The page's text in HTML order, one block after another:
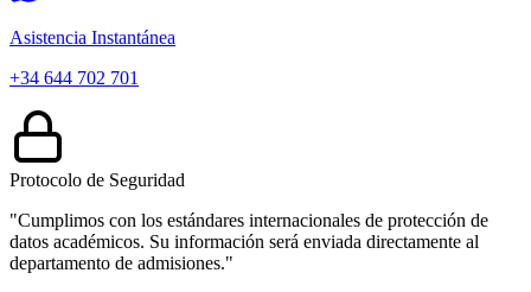
Asistencia Instantánea
+34 644 702 701
Protocolo de Seguridad
"Cumplimos con los estándares internacionales de protección de
datos académicos. Su información será enviada directamente al
departamento de admisiones."